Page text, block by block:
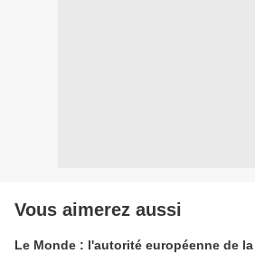
Vous aimerez aussi
Le Monde : l'autorité européenne de